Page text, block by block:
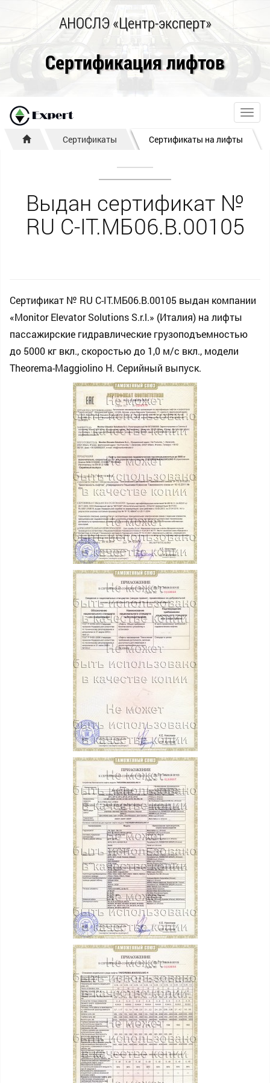
АНОСЛЭ «Центр-эксперт»
Сертификация лифтов
Сертификаты Сертификаты на лифты
Выдан сертификат №
RU С-IT.МБ06.B.00105
Сертификат № RU С-IT.МБ06.B.00105 выдан компании
«Monitor Elevator Solutions S.r.l.» (Италия) на лифты
пассажирские гидравлические грузоподъемностью
до 5000 кг вкл., скоростью до 1,0 м/c вкл., модели
Theorema-Maggiolino H. Серийный выпуск.